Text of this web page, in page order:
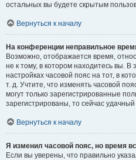
остальных вы будете скрытым
Вернуться к началу
На конференции неправильное
Возможно, отображается время,
не к тому, в котором находитесь вы. В
настройках часовой пояс на тот, в
т. д. Учтите, что изменять часовой
могут только зарегистрированные
зарегистрированы, то сейчас
Вернуться к началу
Я изменил часовой пояс, но время
Если вы уверены, что правильно